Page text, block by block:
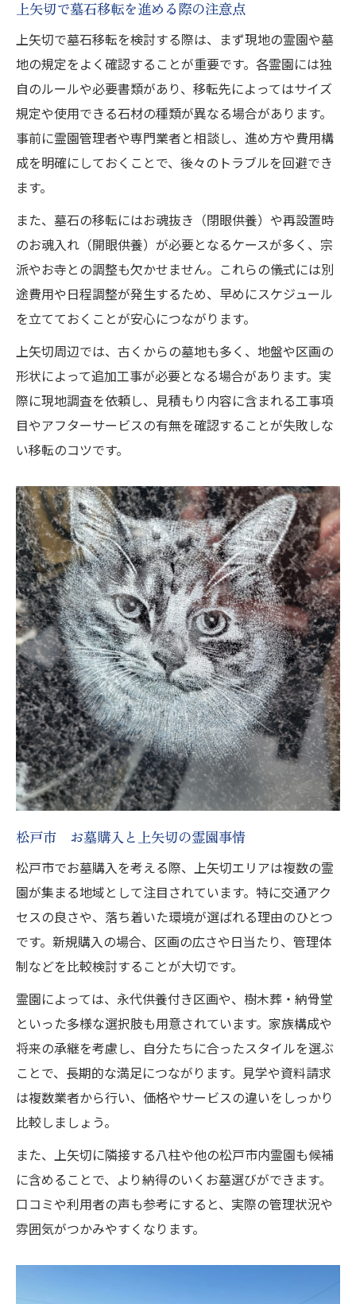
上矢切で墓石移転を進める際の注意点
上矢切で墓石移転を検討する際は、まず現地の霊園や墓
地の規定をよく確認することが重要です。各霊園には独
自のルールや必要書類があり、移転先によってはサイズ
規定や使用できる石材の種類が異なる場合があります。
事前に霊園管理者や専門業者と相談し、進め方や費用構
成を明確にしておくことで、後々のトラブルを回避でき
ます。
また、墓石の移転にはお魂抜き（閉眼供養）や再設置時
のお魂入れ（開眼供養）が必要となるケースが多く、宗
派やお寺との調整も欠かせません。これらの儀式には別
途費用や日程調整が発生するため、早めにスケジュール
を立てておくことが安心につながります。
上矢切周辺では、古くからの墓地も多く、地盤や区画の
形状によって追加工事が必要となる場合があります。実
際に現地調査を依頼し、見積もり内容に含まれる工事項
目やアフターサービスの有無を確認することが失敗しな
い移転のコツです。
松戸市 お墓購入と上矢切の霊園事情
松戸市でお墓購入を考える際、上矢切エリアは複数の霊
園が集まる地域として注目されています。特に交通アク
セスの良さや、落ち着いた環境が選ばれる理由のひとつ
です。新規購入の場合、区画の広さや日当たり、管理体
制などを比較検討することが大切です。
霊園によっては、永代供養付き区画や、樹木葬・納骨堂
といった多様な選択肢も用意されています。家族構成や
将来の承継を考慮し、自分たちに合ったスタイルを選ぶ
ことで、長期的な満足につながります。見学や資料請求
は複数業者から行い、価格やサービスの違いをしっかり
比較しましょう。
また、上矢切に隣接する八柱や他の松戸市内霊園も候補
に含めることで、より納得のいくお墓選びができます。
口コミや利用者の声も参考にすると、実際の管理状況や
雰囲気がつかみやすくなります。